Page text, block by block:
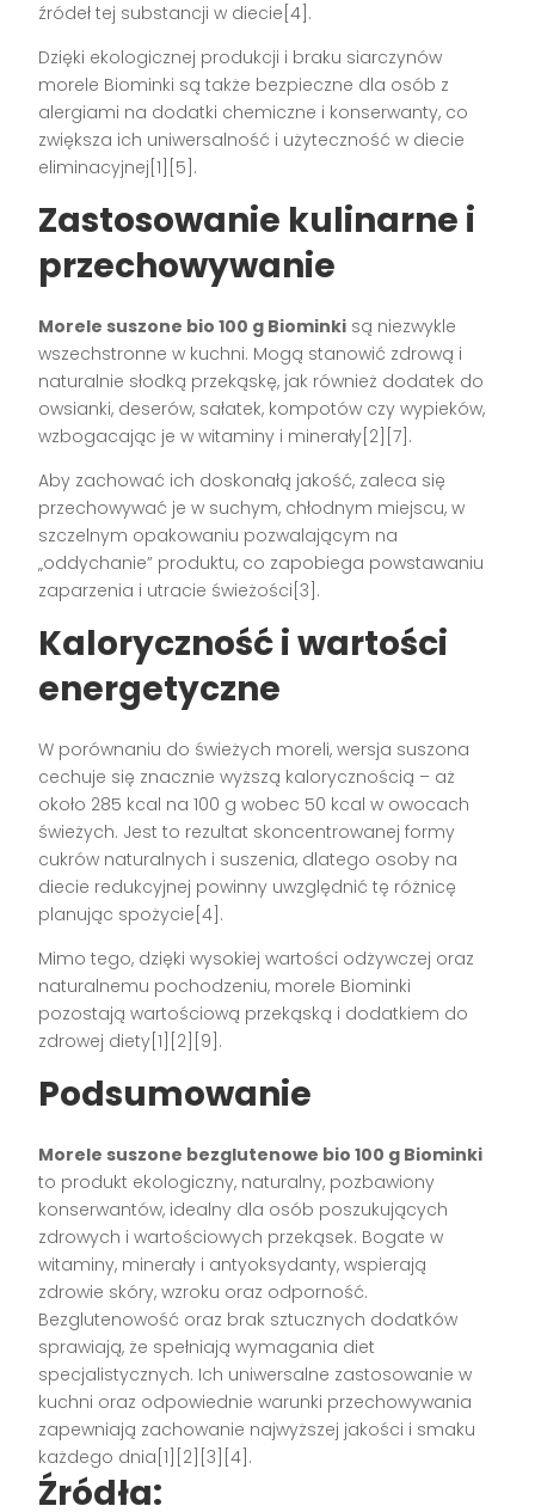
źródeł tej substancji w diecie[4].
Dzięki ekologicznej produkcji i braku siarczynów
morele Biominki są także bezpieczne dla osób z
alergiami na dodatki chemiczne i konserwanty, co
zwiększa ich uniwersalność i użyteczność w diecie
eliminacyjnej[1][5].
Zastosowanie kulinarne i
przechowywanie
Morele suszone bio 100 g Biominki są niezwykle
wszechstronne w kuchni. Mogą stanowić zdrową i
naturalnie słodką przekąskę, jak również dodatek do
owsianki, deserów, sałatek, kompotów czy wypieków,
wzbogacając je w witaminy i minerały[2][7].
Aby zachować ich doskonałą jakość, zaleca się
przechowywać je w suchym, chłodnym miejscu, w
szczelnym opakowaniu pozwalającym na
„oddychanie” produktu, co zapobiega powstawaniu
zaparzenia i utracie świeżości[3].
Kaloryczność i wartości
energetyczne
W porównaniu do świeżych moreli, wersja suszona
cechuje się znacznie wyższą kalorycznością – aż
około 285 kcal na 100 g wobec 50 kcal w owocach
świeżych. Jest to rezultat skoncentrowanej formy
cukrów naturalnych i suszenia, dlatego osoby na
diecie redukcyjnej powinny uwzględnić tę różnicę
planując spożycie[4].
Mimo tego, dzięki wysokiej wartości odżywczej oraz
naturalnemu pochodzeniu, morele Biominki
pozostają wartościową przekąską i dodatkiem do
zdrowej diety[1][2][9].
Podsumowanie
Morele suszone bezglutenowe bio 100 g Biominki
to produkt ekologiczny, naturalny, pozbawiony
konserwantów, idealny dla osób poszukujących
zdrowych i wartościowych przekąsek. Bogate w
witaminy, minerały i antyoksydanty, wspierają
zdrowie skóry, wzroku oraz odporność.
Bezglutenowość oraz brak sztucznych dodatków
sprawiają, że spełniają wymagania diet
specjalistycznych. Ich uniwersalne zastosowanie w
kuchni oraz odpowiednie warunki przechowywania
zapewniają zachowanie najwyższej jakości i smaku
każdego dnia[1][2][3][4].
Źródła: